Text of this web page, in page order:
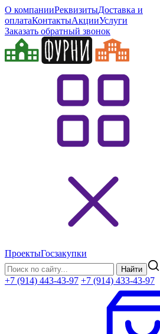
О компанииРеквизитыДоставка и
оплатаКонтактыАкцииУслуги
Заказать обратный звонок
ПроектыГосзакупки
Найти
+7 (914) 443-43-97 +7 (914) 433-43-97